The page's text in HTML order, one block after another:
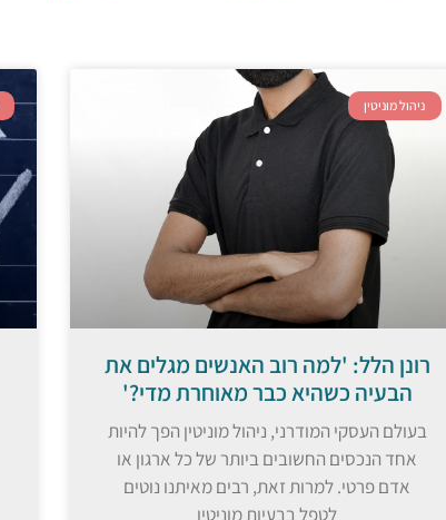
ניהול מוניטין
רונן הלל: 'למה רוב האנשים מגלים את
הבעיה כשהיא כבר מאוחרת מדי?'
בעולם העסקי המודרני, ניהול מוניטין הפך להיות
אחד הנכסים החשובים ביותר של כל ארגון או
אדם פרטי. למרות זאת, רבים מאיתנו נוטים
לטפל בבעיות מוניטין